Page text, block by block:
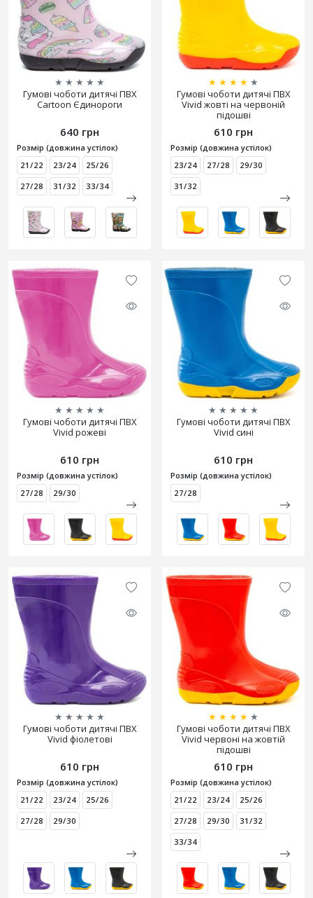
★ ★ ★ ★ ★
Гумові чоботи дитячі ПВХ
Cartoon Єдинороги
640 грн
Розмір (довжина устілок)
21/22
23/24
25/26
27/28
31/32 33/34
★ ★ ★ ★ ★
Гумові чоботи дитячі ПВХ
Vivid жовті на червоній
підошві
610 грн
Розмір (довжина устілок)
23/24
27/28
29/30
31/32
★ ★ ★ ★ ★
Гумові чоботи дитячі ПВХ
Vivid рожеві
610 грн
Розмір (довжина устілок)
27/28
29/30
★ ★ ★ ★ ★
Гумові чоботи дитячі ПВХ
Vivid сині
610 грн
Розмір (довжина устілок)
27/28
★ ★ ★ ★ ★
Гумові чоботи дитячі ПВХ
Vivid фіолетові
610 грн
Розмір (довжина устілок)
21/22
23/24
25/26
27/28
29/30
★ ★ ★ ★ ★
Гумові чоботи дитячі ПВХ
Vivid червоні на жовтій
підошві
610 грн
Розмір (довжина устілок)
21/22
23/24
25/26
27/28
29/30
31/32
33/34